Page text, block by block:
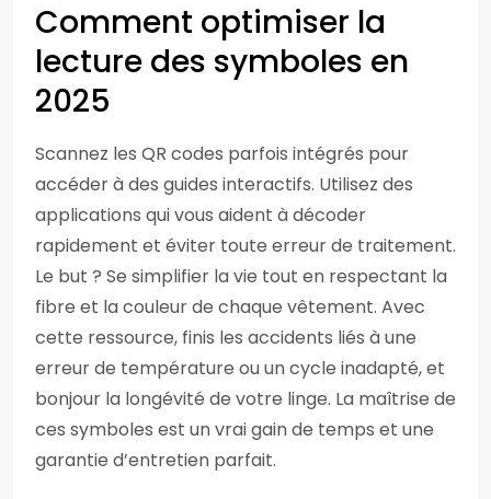
Comment optimiser la
lecture des symboles en
2025
Scannez les QR codes parfois intégrés pour
accéder à des guides interactifs. Utilisez des
applications qui vous aident à décoder
rapidement et éviter toute erreur de traitement.
Le but ? Se simplifier la vie tout en respectant la
fibre et la couleur de chaque vêtement. Avec
cette ressource, finis les accidents liés à une
erreur de température ou un cycle inadapté, et
bonjour la longévité de votre linge. La maîtrise de
ces symboles est un vrai gain de temps et une
garantie d’entretien parfait.